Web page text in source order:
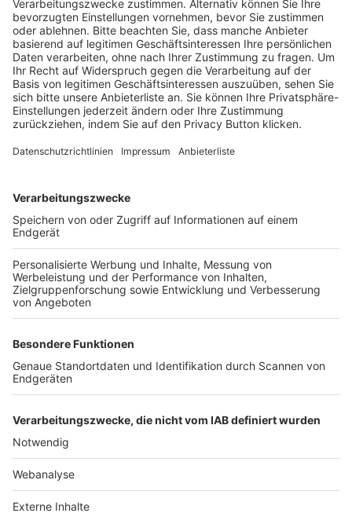
Schulungsangebot Vereinsmitarbeiter
BFV-Geschäftsstellen
Trainerbörse
Login SpielPlus
FOLGE DEM BFV
TOP-VEREINE
TOP-PARTNER
Nutzungsbedingungen Datenschutz Impressum